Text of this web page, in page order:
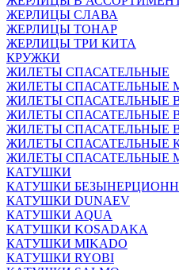
ЖЕРЛИЦЫ СЛАВА
ЖЕРЛИЦЫ ТОНАР
ЖЕРЛИЦЫ ТРИ КИТА
КРУЖКИ
ЖИЛЕТЫ СПАСАТЕЛЬНЫЕ
ЖИЛЕТЫ СПАСАТЕЛЬНЫЕ
ЖИЛЕТЫ СПАСАТЕЛЬНЫЕ
ЖИЛЕТЫ СПАСАТЕЛЬНЫЕ
ЖИЛЕТЫ СПАСАТЕЛЬНЫЕ
ЖИЛЕТЫ СПАСАТЕЛЬНЫЕ
ЖИЛЕТЫ СПАСАТЕЛЬНЫЕ
КАТУШКИ
КАТУШКИ
КАТУШКИ DUNAEV
КАТУШКИ AQUA
КАТУШКИ KOSADAKA
КАТУШКИ MIKADO
КАТУШКИ RYOBI